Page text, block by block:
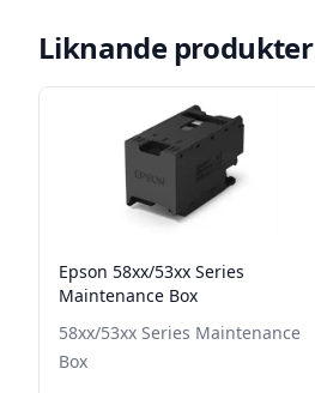
Liknande produkter
Epson 58xx/53xx Series
Maintenance Box
58xx/53xx Series Maintenance
Box